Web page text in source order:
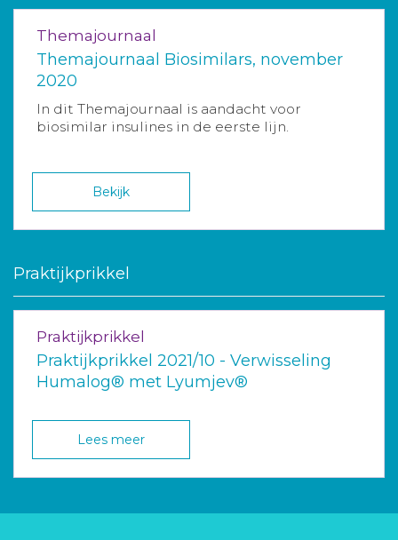
Themajournaal
Themajournaal Biosimilars, november
2020
In dit Themajournaal is aandacht voor
biosimilar insulines in de eerste lijn.
Bekijk
Praktijkprikkel
Praktijkprikkel
Praktijkprikkel 2021/10 - Verwisseling
Humalog® met Lyumjev®
Lees meer